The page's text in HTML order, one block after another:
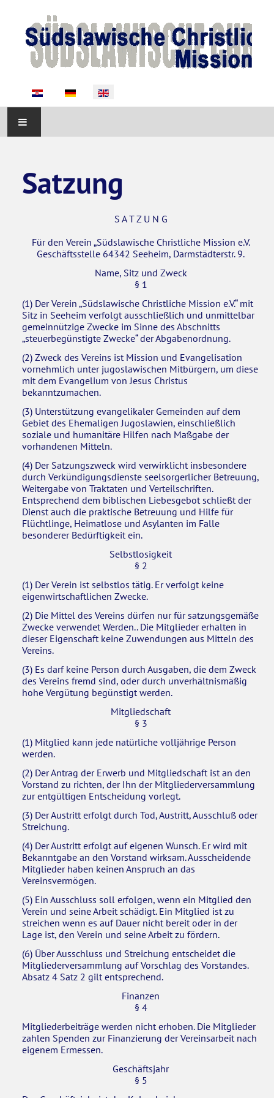
Select your language
ABOUT US
NEWS
CONTACT
Satzung
S A T Z U N G
Für den Verein „Südslawische Christliche Mission e.V.
Geschäftsstelle 64342 Seeheim, Darmstädterstr. 9.
Name, Sitz und Zweck
§ 1
(1) Der Verein „Südslawische Christliche Mission e.V.“ mit
Sitz in Seeheim verfolgt ausschließlich und unmittelbar
gemeinnützige Zwecke im Sinne des Abschnitts
„steuerbegünstigte Zwecke“ der Abgabenordnung.
(2) Zweck des Vereins ist Mission und Evangelisation
vornehmlich unter jugoslawischen Mitbürgern, um diese
mit dem Evangelium von Jesus Christus
bekanntzumachen.
(3) Unterstützung evangelikaler Gemeinden auf dem
Gebiet des Ehemaligen Jugoslawien, einschließlich
soziale und humanitäre Hilfen nach Maßgabe der
vorhandenen Mitteln.
(4) Der Satzungszweck wird verwirklicht insbesondere
durch Verkündigungsdienste seelsorgerlicher Betreuung,
Weitergabe von Traktaten und Verteilschriften.
Entsprechend dem biblischen Liebesgebot schließt der
Dienst auch die praktische Betreuung und Hilfe für
Flüchtlinge, Heimatlose und Asylanten im Falle
besonderer Bedürftigkeit ein.
Selbstlosigkeit
§ 2
(1) Der Verein ist selbstlos tätig. Er verfolgt keine
eigenwirtschaftlichen Zwecke.
(2) Die Mittel des Vereins dürfen nur für satzungsgemäße
Zwecke verwendet Werden.. Die Mitglieder erhalten in
dieser Eigenschaft keine Zuwendungen aus Mitteln des
Vereins.
(3) Es darf keine Person durch Ausgaben, die dem Zweck
des Vereins fremd sind, oder durch unverhältnismäßig
hohe Vergütung begünstigt werden.
Mitgliedschaft
§ 3
(1) Mitglied kann jede natürliche volljährige Person
werden.
(2) Der Antrag der Erwerb und Mitgliedschaft ist an den
Vorstand zu richten, der Ihn der Mitgliederversammlung
zur entgültigen Entscheidung vorlegt.
(3) Der Austritt erfolgt durch Tod, Austritt, Ausschluß oder
Streichung.
(4) Der Austritt erfolgt auf eigenen Wunsch. Er wird mit
Bekanntgabe an den Vorstand wirksam. Ausscheidende
Mitglieder haben keinen Anspruch an das
Vereinsvermögen.
(5) Ein Ausschluss soll erfolgen, wenn ein Mitglied den
Verein und seine Arbeit schädigt. Ein Mitglied ist zu
streichen wenn es auf Dauer nicht bereit oder in der
Lage ist, den Verein und seine Arbeit zu fördern.
(6) Über Ausschluss und Streichung entscheidet die
Mitgliederversammlung auf Vorschlag des Vorstandes.
Absatz 4 Satz 2 gilt entsprechend.
Finanzen
§ 4
Mitgliederbeiträge werden nicht erhoben. Die Mitglieder
zahlen Spenden zur Finanzierung der Vereinsarbeit nach
eigenem Ermessen.
Geschäftsjahr
§ 5